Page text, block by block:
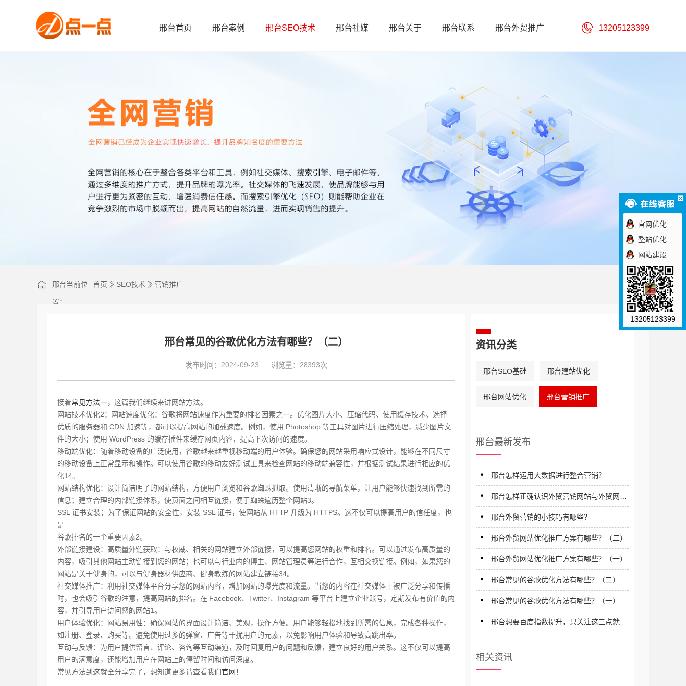
邢台首页 邢台案例 邢台SEO技术 邢台社媒 邢台关于 邢台联系 邢台外贸推广 13205123399
邢台当前位
置：
首页 SEO技术 营销推广
邢台常见的谷歌优化方法有哪些？（二）
发布时间：2024-09-23 浏览量：28393次
接着常见方法一，这篇我们继续来讲网站方法。
网站技术优化2：网站速度优化：谷歌将网站速度作为重要的排名因素之一。优化图片大小、压缩代码、使用缓存技术、选择
优质的服务器和 CDN 加速等，都可以提高网站的加载速度。例如，使用 Photoshop 等工具对图片进行压缩处理，减少图片文
件的大小；使用 WordPress 的缓存插件来缓存网页内容，提高下次访问的速度。
移动端优化：随着移动设备的广泛使用，谷歌越来越重视移动端的用户体验。确保您的网站采用响应式设计，能够在不同尺寸
的移动设备上正常显示和操作。可以使用谷歌的移动友好测试工具来检查网站的移动端兼容性，并根据测试结果进行相应的优
化14。
网站结构优化：设计简洁明了的网站结构，方便用户浏览和谷歌蜘蛛抓取。使用清晰的导航菜单，让用户能够快速找到所需的
信息；建立合理的内部链接体系，使页面之间相互链接，便于蜘蛛遍历整个网站3。
SSL 证书安装：为了保证网站的安全性，安装 SSL 证书，使网站从 HTTP 升级为 HTTPS。这不仅可以提高用户的信任度，也
是
谷歌排名的一个重要因素2。
外部链接建设：高质量外链获取：与权威、相关的网站建立外部链接，可以提高您网站的权重和排名。可以通过发布高质量的
内容，吸引其他网站主动链接到您的网站；也可以与行业内的博主、网站管理员等进行合作，互相交换链接。例如，如果您的
网站是关于健身的，可以与健身器材供应商、健身教练的网站建立链接34。
社交媒体推广：利用社交媒体平台分享您的网站内容，增加网站的曝光度和流量。当您的内容在社交媒体上被广泛分享和传播
时，也会吸引谷歌的注意，提高网站的排名。在 Facebook、Twitter、Instagram 等平台上建立企业账号，定期发布有价值的内
容，并引导用户访问您的网站1。
用户体验优化：网站易用性：确保网站的界面设计简洁、美观，操作方便。用户能够轻松地找到所需的信息，完成各种操作，
如注册、登录、购买等。避免使用过多的弹窗、广告等干扰用户的元素，以免影响用户体验和导致高跳出率。
互动与反馈：为用户提供留言、评论、咨询等互动渠道，及时回复用户的问题和反馈，建立良好的用户关系。这不仅可以提高
用户的满意度，还能增加用户在网站上的停留时间和访问深度。
常见方法到这就全分享完了，想知道更多请查看我们官网 ！
资讯分类
邢台SEO基础 邢台建站优化
邢台网站优化 邢台营销推广
邢台最新发布
邢台怎样运用大数据进行整合营销？
邢台怎样正确认识外贸营销网站与外贸网络
邢台外贸营销的小技巧有哪些？
邢台外贸网站优化推广方案有哪些？（二）
邢台外贸网站优化推广方案有哪些？（一）
邢台常见的谷歌优化方法有哪些？（二）
邢台常见的谷歌优化方法有哪些？（一）
邢台想要百度指数提升，只关注这三点就行
相关资讯
官网优化
整站优化
网站建设
13205123399